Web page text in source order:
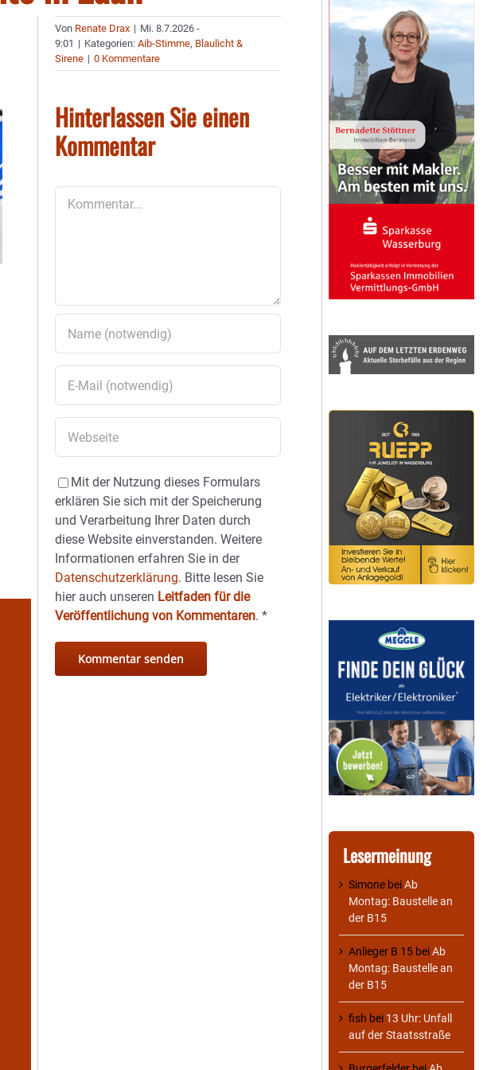
Von Renate Drax | Mi. 8.7.2026 -
9:01 | Kategorien:Aib-Stimme, Blaulicht &
Sirene | 0 Kommentare
Hinterlassen Sie einen
Kommentar
Mit der Nutzung dieses Formulars
erklären Sie sich mit der Speicherung
und Verarbeitung Ihrer Daten durch
diese Website einverstanden. Weitere
Informationen erfahren Sie in der
Datenschutzerklärung. Bitte lesen Sie
hier auch unseren Leitfaden für die
Veröffentlichung von Kommentaren.*
Lesermeinung
Simone beiAb
Montag: Baustelle an
der B15
Anlieger B 15 beiAb
Montag: Baustelle an
der B15
fish bei 13 Uhr: Unfall
auf der Staatsstraße